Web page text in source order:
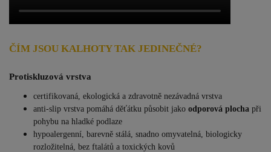
ČÍM JSOU KALHOTY TAK JEDINEČNÉ?
Protiskluzová vrstva
certifikovaná, ekologická a zdravotně nezávadná vrstva
anti-slip vrstva pomáhá děťátku působit jako odporová plocha při
pohybu na hladké podlaze
hypoalergenní, barevně stálá, snadno omyvatelná, biologicky
rozložitelná, bez ftalátů a toxických kovů